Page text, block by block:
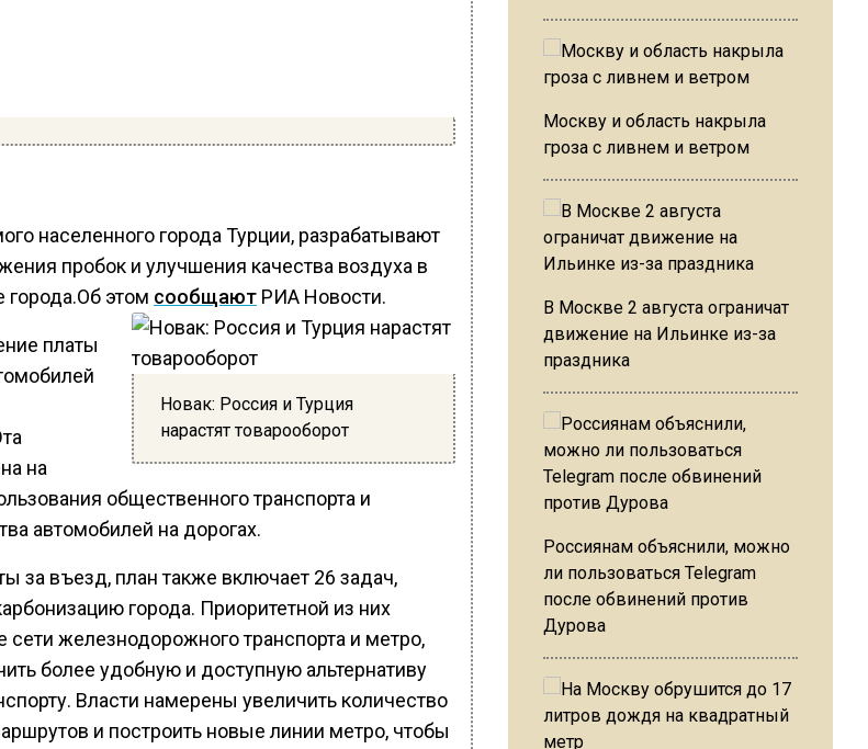
населенного города Турции, разрабатывают
пробок и улучшения качества воздуха в
города.Об этом сообщаютРИА Новости.
Новак: Россия и Турция
нарастят товарооборот
платы
на
общественного транспорта и
автомобилей на дорогах.
за въезд, план также включает 26 задач,
города. Приоритетной из них
сети железнодорожного транспорта и метро,
более удобную и доступную альтернативу
Власти намерены увеличить количество
и построить новые линии метро, чтобы
Москву и область накрыла
гроза с ливнем и ветром
В Москве 2 августа ограничат
движение на Ильинке из-за
праздника
Россиянам объяснили, можно
ли пользоваться Telegram
после обвинений против
Дурова